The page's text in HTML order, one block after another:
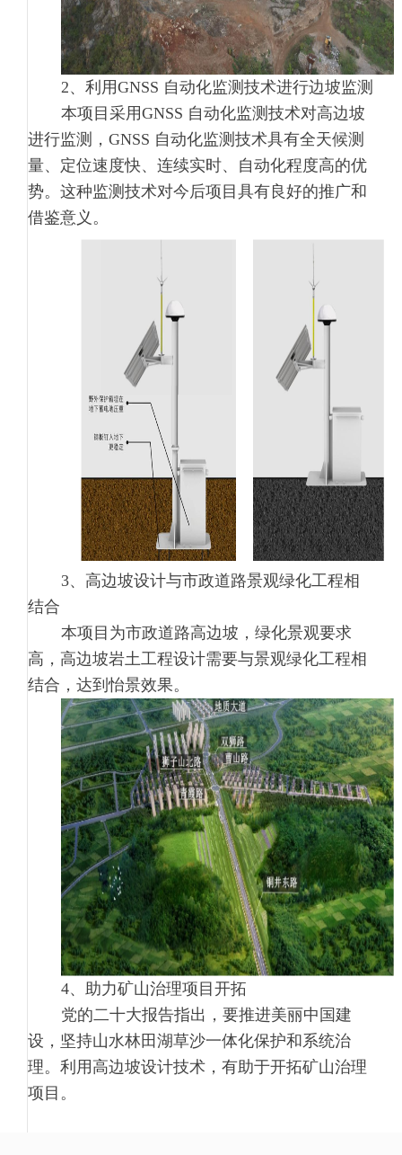
2、利用GNSS 自动化监测技术进行边坡监测
本项目采用GNSS 自动化监测技术对高边坡
进行监测，GNSS 自动化监测技术具有全天候测
量、定位速度快、连续实时、自动化程度高的优
势。这种监测技术对今后项目具有良好的推广和
借鉴意义。
3、高边坡设计与市政道路景观绿化工程相
结合
本项目为市政道路高边坡，绿化景观要求
高，高边坡岩土工程设计需要与景观绿化工程相
结合，达到怡景效果。
4、助力矿山治理项目开拓
党的二十大报告指出，要推进美丽中国建
设，坚持山水林田湖草沙一体化保护和系统治
理。利用高边坡设计技术，有助于开拓矿山治理
项目。